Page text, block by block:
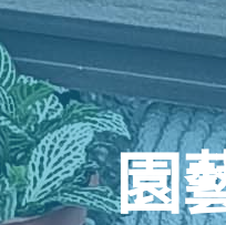
園